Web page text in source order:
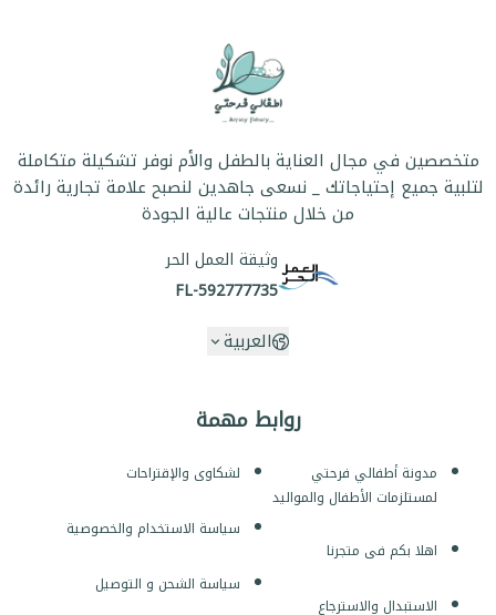
روابط مهمة
مدونة أطفالي فرحتي
لمستلزمات الأطفال والمواليد
اهلا بكم فى متجرنا
الاستبدال والاسترجاع
لشكاوى والإقتراحات
سياسة الاستخدام والخصوصية
سياسة الشحن و التوصيل
متخصصين في مجال العناية بالطفل والأم نوفر تشكيلة متكاملة
لتلبية جميع إحتياجاتك _ نسعى جاهدين لنصبح علامة تجارية رائدة
من خلال منتجات عالية الجودة
وثيقة العمل الحر
FL-592777735
العربية